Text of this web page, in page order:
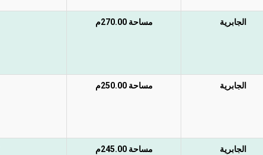
الجابرية مساحة 270.00م
الجابرية مساحة 250.00م
الجابرية
مساحة 245.00م